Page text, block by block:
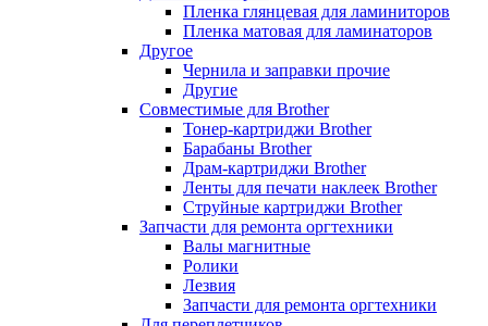
Пленка глянцевая для ламиниторов
Пленка матовая для ламинаторов
Другое
Чернила и заправки прочие
Другие
Совместимые для Brother
Тонер-картриджи Brother
Барабаны Brother
Драм-картриджи Brother
Ленты для печати наклеек Brother
Струйные картриджи Brother
Запчасти для ремонта оргтехники
Валы магнитные
Ролики
Лезвия
Запчасти для ремонта оргтехники